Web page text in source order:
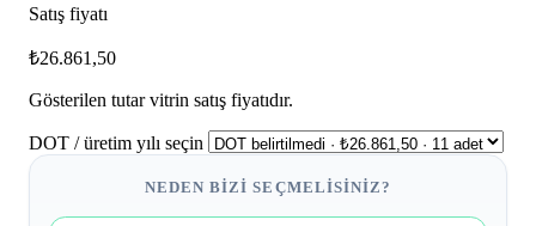
Satış fiyatı
₺26.861,50
Gösterilen tutar vitrin satış fiyatıdır.
DOT / üretim yılı seçin
NEDEN BIZI SEÇMELISINIZ?